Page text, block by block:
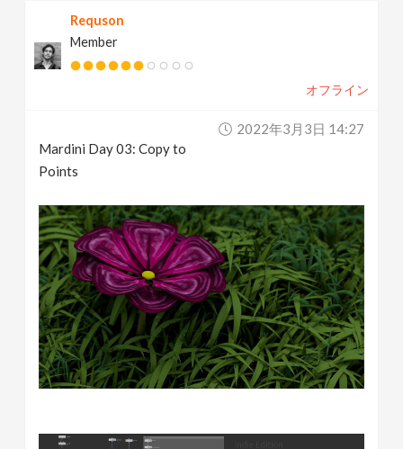
Requson
Member
オフライン
2022年3月3日 14:27
Mardini Day 03: Copy to
Points